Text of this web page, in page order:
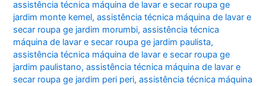
assistência técnica máquina de lavar e secar roupa ge
jardim monte kemel,assistência técnica máquina de lavar e
secar roupa ge jardim morumbi,assistência técnica
máquina de lavar e secar roupa ge jardim paulista,
assistência técnica máquina de lavar e secar roupa ge
jardim paulistano,assistência técnica máquina de lavar e
secar roupa ge jardim peri peri,assistência técnica máquina